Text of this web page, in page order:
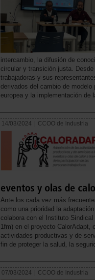
intercambio, la difusión de
circular y transición justa.
trabajadoras y sus
derivados del cambio de
europea y la implementación de
14/03/2024 | CCOO de Industria
eventos y olas de
Ante los cada vez más
como una prioridad la
colabora con el Instituto
1fm) en el proyecto CalorAdapt,
actividades productivas y de
fin de proteger la salud, la
07/03/2024 | CCOO de Industria